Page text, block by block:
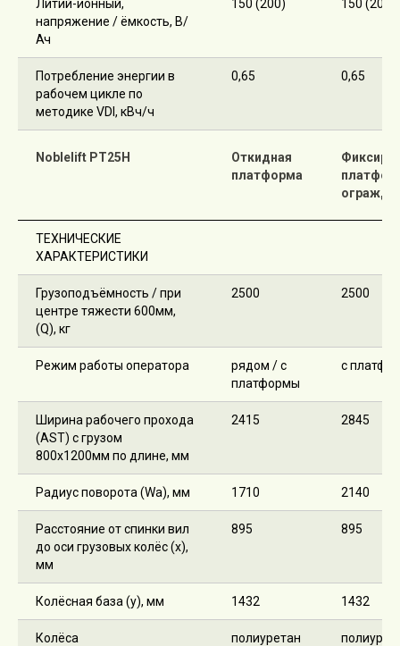
Литий-ионный,
напряжение / ёмкость, В/
Ач
150 (200) 150 (200)
Потребление энергии в
рабочем цикле по
методике VDI, кВч/ч
0,65 0,65
Noblelift PT25H
Откидная
платформа
ТЕХНИЧЕСКИЕ
ХАРАКТЕРИСТИКИ
Грузоподъёмность / при
центре тяжести 600мм,
(Q), кг
2500 2500
Режим работы оператора
рядом / с
платформы
с
Ширина рабочего прохода
(AST) с грузом
800х1200мм по длине, мм
2415 2845
Радиус поворота (Wa), мм 1710 2140
Расстояние от спинки вил
до оси грузовых колёс (x),
мм
895 895
Колёсная база (y), мм 1432 1432
Колёса полиуретан